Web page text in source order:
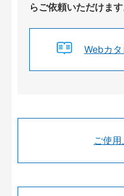
らご依頼いただけます
Webカ
ご使